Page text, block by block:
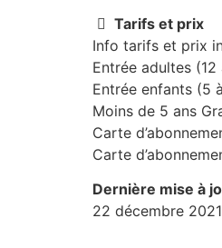
Tarifs et prix
Info tarifs et prix
Entrée adultes
Entrée enfants (5
Moins de 5 ans
Carte
Carte
Dernière mise à
22 décembre 2021